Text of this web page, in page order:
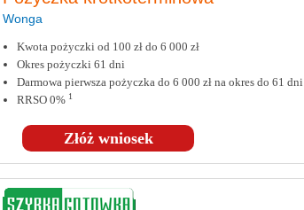
Wonga
Złóż wniosek
Kwota pożyczki od 100 zł do 6 000 zł
Okres pożyczki 61 dni
Darmowa pierwsza pożyczka do 6 000 zł na okres do 61 dni
RRSO 0% 1